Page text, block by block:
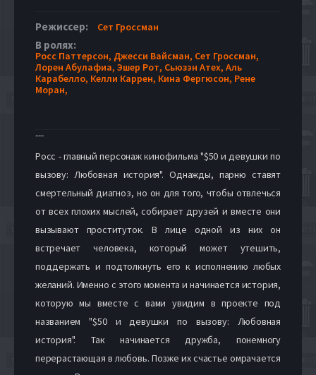
Режиссер: Сет Гроссман
В ролях:
Росс Паттерсон, Джесси Вайсман, Сет Гроссман,
Лорен Абулафиа, Эшер Рот, Сьюзэн Атех, Аль
Карабелло, Келли Каррен, Кина Фергюсон, Рене
Моран,
---
Росс - главный персонаж кинофильма "$50 и девушки по
вызову: Любовная история". Однажды, парню ставят
смертельный диагноз, но он для того, чтобы отвлечься
от всех плохих мыслей, собирает друзей и вместе они
вызывают проституток. В лице одной из них он
встречает человека, который может утешить,
поддержать и подтолкнуть его к исполнению любых
желаний. Именно с этого момента и начинается история,
которую мы вместе с вами увидим в проекте под
названием "$50 и девушки по вызову: Любовная
история". Так начинается дружба, понемногу
перерастающая в любовь. Позже их счастье омрачается